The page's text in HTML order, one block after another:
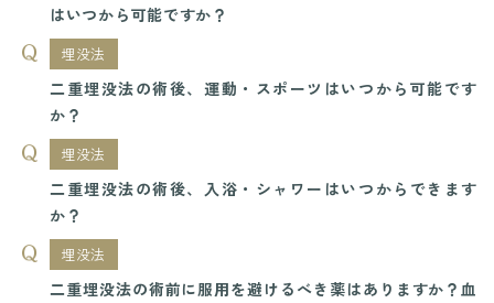
はいつから可能ですか？
埋没法
二重埋没法の術後、運動・スポーツはいつから可能です
か？
埋没法
二重埋没法の術後、入浴・シャワーはいつからできます
か？
埋没法
二重埋没法の術前に服用を避けるべき薬はありますか？血